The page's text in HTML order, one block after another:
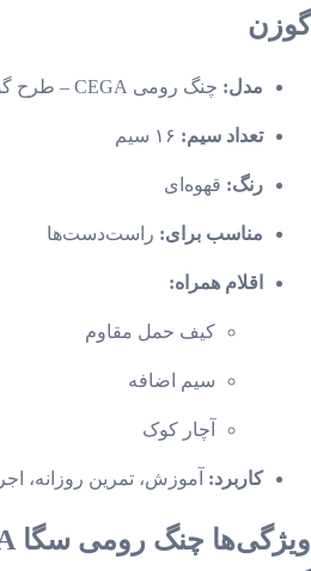
مدل:چنگ رومی CEGA – طرح گوزن
تعداد سیم:۱۶ سیم
رنگ:قهوه‌ای
مناسب برای: راست‌دست‌ها
اقلام همراه:
کیف حمل مقاوم
سیم اضافه
آچار کوک
کاربرد:آموزش، تمرین روزانه،